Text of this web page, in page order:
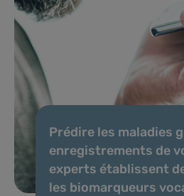
Prédire les maladies
enregistrements de
experts établissent
les biomarqueurs